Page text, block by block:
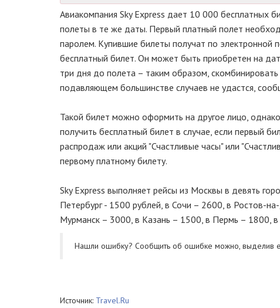
Авиакомпания Sky Express дает 10 000 бесплатных
полеты в те же даты. Первый платный полет
паролем. Купившие билеты получат по
бесплатный билет. Он может быть приобретен на
три дня до полета – таким образом,
подавляющем большинстве случаев не удастся,
Такой билет можно оформить на другое лицо,
получить бесплатный билет в случае, если первый
распродаж или акций "Счастливые часы" или
первому платному билету.
Sky Express выполняет рейсы из Москвы в девять
Петербург - 1500 рублей, в Сочи – 2600, в Ростов-
Мурманск – 3000, в Казань – 1500, в Пермь – 1800,
Нашли ошибку? Cообщить об ошибке можно, выделив
Источник: Travel.Ru